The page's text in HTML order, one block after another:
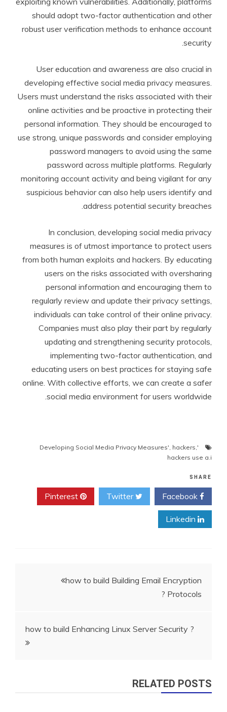
should adopt two-factor authentication and other
robust user verification methods to enhance account
security.
User education and awareness are also crucial in
developing effective social media privacy measures.
Users must understand the risks associated with their
online activities and be proactive in protecting their
personal information. They should be encouraged to
use strong, unique passwords and consider employing
password managers to avoid using the same
password across multiple platforms. Regularly
monitoring account activity and being vigilant for any
suspicious behavior can also help users identify and
address potential security breaches.
In conclusion, developing social media privacy
measures is of utmost importance to protect users
from both human exploits and hackers. By educating
users on the risks associated with oversharing
personal information and encouraging them to
regularly review and update their privacy settings,
individuals can take control of their online privacy.
Companies must also play their part by regularly
updating and strengthening security protocols,
implementing two-factor authentication, and
educating users on best practices for staying safe
online. With collective efforts, we can create a safer
social media environment for users worldwide.
'Developing Social Media Privacy Measures'
, hackers,
hackers use a.i
SHARE
Twitter
ניווט
how to build Building Email Encryption
Protocols ?
how to build Enhancing Linux Server Security ?
RELATED POSTS